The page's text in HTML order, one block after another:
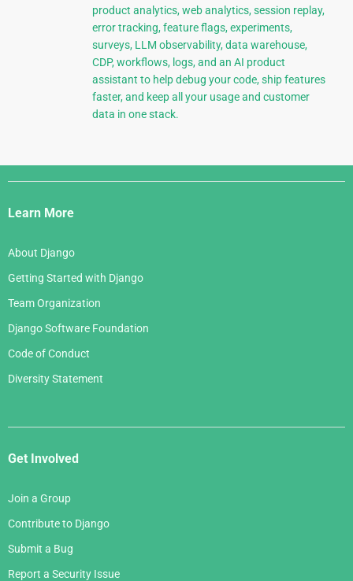
product analytics, web analytics, session replay,
error tracking, feature flags, experiments,
surveys, LLM observability, data warehouse,
CDP, workflows, logs, and an AI product
assistant to help debug your code, ship features
faster, and keep all your usage and customer
data in one stack.
Django
Links
Learn More
About Django
Getting Started with Django
Team Organization
Django Software Foundation
Code of Conduct
Diversity Statement
Get Involved
Join a Group
Contribute to Django
Submit a Bug
Report a Security Issue